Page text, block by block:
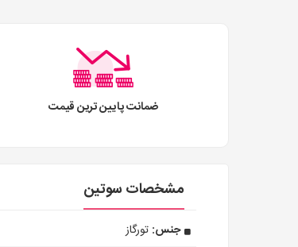
ضمانت پایین ترین قیمت
مشخصات سوتین
جنس: تورگاز